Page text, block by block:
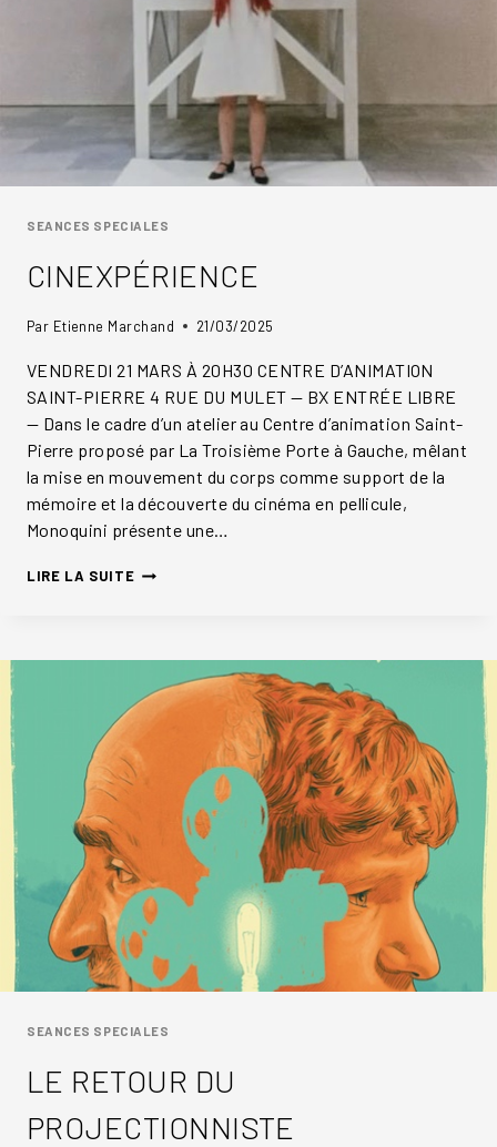
SEANCES SPECIALES
CINEXPÉRIENCE
Par Etienne Marchand 21/03/2025
VENDREDI 21 MARS À 20H30 CENTRE D’ANIMATION
SAINT-PIERRE 4 RUE DU MULET — BX ENTRÉE LIBRE
— Dans le cadre d’un atelier au Centre d’animation Saint-
Pierre proposé par La Troisième Porte à Gauche, mêlant
la mise en mouvement du corps comme support de la
mémoire et la découverte du cinéma en pellicule,
Monoquini présente une…
LIRE LA SUITECINEXPÉRIENCE
SEANCES SPECIALES
LE RETOUR DU
PROJECTIONNISTE